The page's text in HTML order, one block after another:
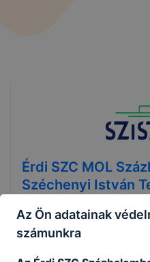
Érdi SZC MOL
Széchenyi István
Telefon
Az Ön adatainak
számunkra